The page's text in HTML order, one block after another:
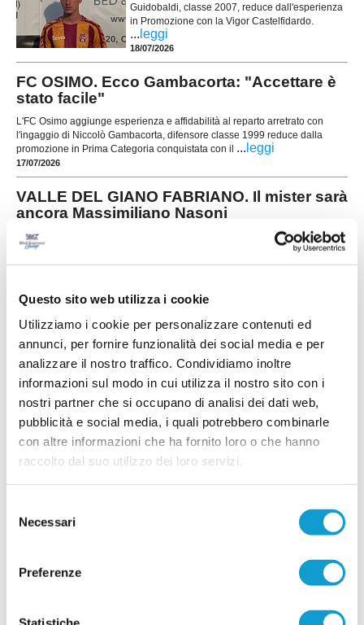
Questo sito web utilizza i cookie
Utilizziamo i cookie per personalizzare contenuti ed
annunci, per fornire funzionalità dei social media e per
analizzare il nostro traffico. Condividiamo inoltre
informazioni sul modo in cui utilizza il nostro sito con i
nostri partner che si occupano di analisi dei dati web,
pubblicità e social media, i quali potrebbero combinarle
con altre informazioni che ha fornito loro o che hanno
raccolto dal suo utilizzo dei loro servizi.
delNecessari
Preferenze
Guidobaldi, classe 2007, reduce dall'esperienza
in Promozione con la Vigor Castelfidardo.
... leggi
18/07/2026
FC OSIMO. Ecco Gambacorta: "Accettare è
stato facile"
L'FC Osimo aggiunge esperienza e affidabilità al reparto arretrato con
l'ingaggio di Niccolò Gambacorta, difensore classe 1999 reduce dalla
promozione in Prima Categoria conquistata con il ... leggi
17/07/2026
VALLE DEL GIANO FABRIANO. Il mister sarà
ancora Massimiliano Nasoni
La Valle del Giano Fabriano riparte da una
certezza: Massimiliano Nasoni (foto) sarà ancora
l'allenatore della prima squadra impegnata nel
arrivata al termine di una stagione intensa e ricca
di difficoltà, nella quale il tecnico ha saputo
...leggi
16/07/2026
NUOVA SIROLESE. Sei nuovi innesti per
alzare l'asticella
...leggi
FC OSIMO. Rinforzo in difesa: preso
Lorenzo Baccarini
reparto arretrato con l'ingaggio del difensore
centrale Lorenzo Baccarini, classe 2003, reduce